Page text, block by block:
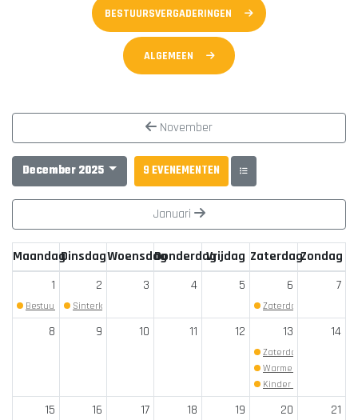
BESTUURSVERGADERINGEN
ALGEMEEN
November
December 2025 9 EVENEMENTEN
Januari
MaandagDinsdagWoensdagDonderdagVrijdag ZaterdagZondag
1
Bestuursverg...(Begin: 19:30)
2
Sinterklaas ...
3 4 5 6
Zaterdag clu...
7
8 9 10 11 12 13
Zaterdag clu...
Warme Chocom...
Kinder kano ...
14
15 16 17 18 19 20 21